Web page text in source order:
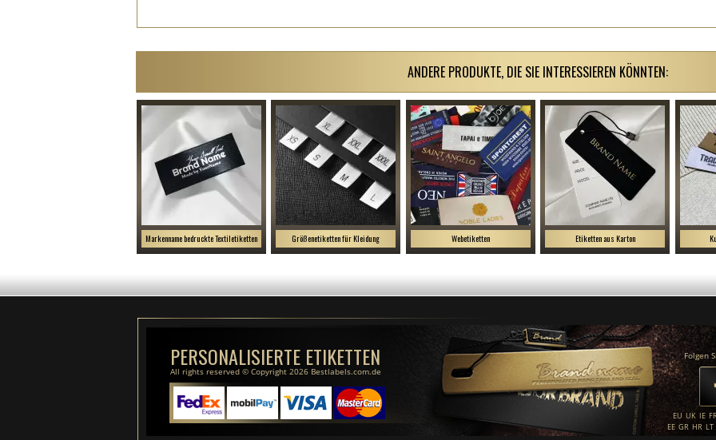
ANDERE PRODUKTE, DIE SIE INTERESSIEREN KÖNNTEN:
Markenname bedruckte Textiletiketten Größenetiketten für Kleidung Webetiketten Etiketten aus Karton
PERSONALISIERTE ETIKETTEN
All rights reserved © Copyright 2026 Bestlabels.com.de
Folgen
EU UK IE
EE GR HR LT